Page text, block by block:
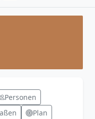
Personen
Plan